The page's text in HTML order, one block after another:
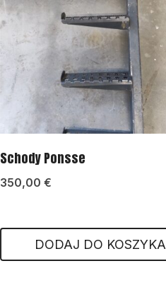
Schody Ponsse
350,00 €
DODAJ DO KOSZYKA